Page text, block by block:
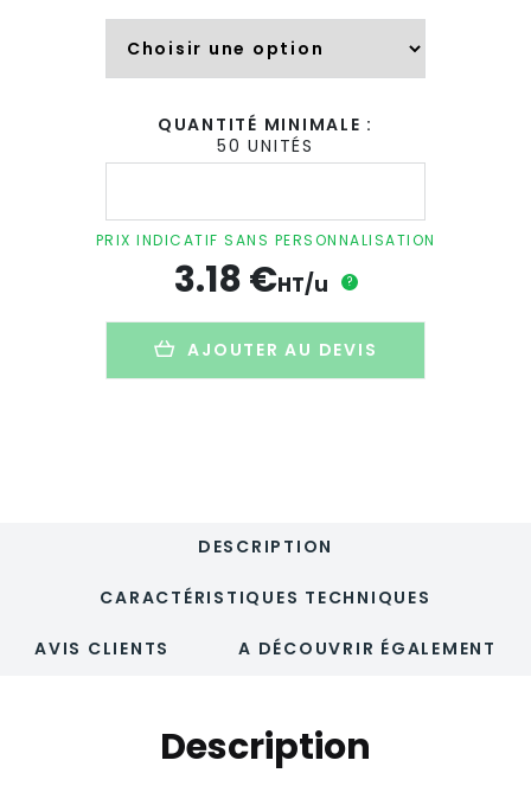
QUANTITÉ MINIMALE :
50 UNITÉS
quantité
board
A4
personnalisable
PRIX INDICATIF SANS PERSONNALISATION
3.18€HT/u ?
AJOUTER AU DEVIS
DESCRIPTION
CARACTÉRISTIQUES TECHNIQUES
AVIS CLIENTS A DÉCOUVRIR ÉGALEMENT
Description